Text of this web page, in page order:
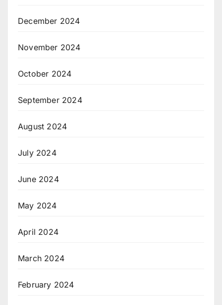
December 2024
November 2024
October 2024
September 2024
August 2024
July 2024
June 2024
May 2024
April 2024
March 2024
February 2024